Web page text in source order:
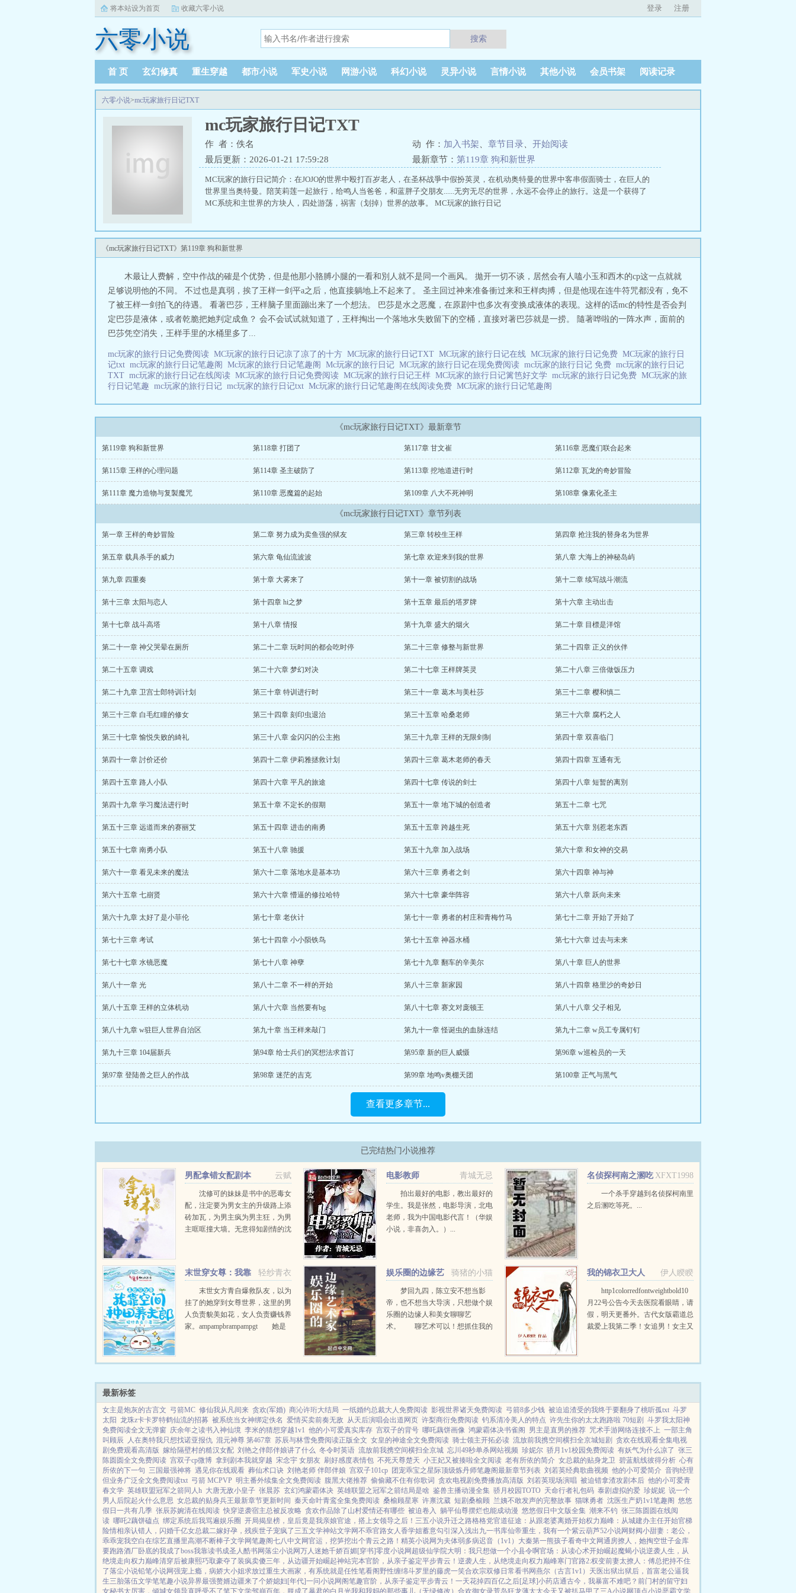
将本站设为首页 收藏六零小说 登录 注册
六零小说 搜索
首 页 玄幻修真 重生穿越 都市小说 军史小说 网游小说 科幻小说 灵异小说 言情小说 其他小说 会员书架 阅读记录
六零小说>mc玩家旅行日记TXT
mc玩家旅行日记TXT
作 者：佚名 动 作： 加入书架 章节目录
开始阅读
最后更新：2026-01-21 17:59:28
最新章节： 第119章 狗和新世界
MC玩家的旅行日记简介：在JOJO的世界中殴打百岁老人，在圣杯战爭中假扮英灵，在机动奥特曼的世界中客串假面骑士，在巨人的
世界里当奥特曼。陪芙莉莲一起旅行，给鸣人当爸爸，和蓝胖子交朋友......无穷无尽的世界，永远不会停止的旅行。这是一个获得了
MC系统和主世界的方块人，四处游荡，祸害（划掉）世界的故事。 MC玩家的旅行日记
《mc玩家旅行日记TXT》第119章 狗和新世界
木最让人费解，空中作战的確是个优势，但是他那小胳膊小腿的一看和別人就不是同一个画风。 拋开一切不谈，居然会有人嗑小玉和西木的cp这一点就就
足够说明他的不同。 不过也是真弱，挨了王样一剑平a之后，他直接躺地上不起来了。 圣主回过神来准备衝过来和王样肉搏，但是他现在连牛符咒都没有，免不
了被王样一剑拍飞的待遇。 看著巴莎，王样脑子里面蹦出来了一个想法。 巴莎是水之恶魔，在原剧中也多次有变换成液体的表现。这样的话mc的特性是否会判
定巴莎是液体，或者乾脆把她判定成鱼？ 会不会试试就知道了，王样掏出一个落地水失败留下的空桶，直接对著巴莎就是一捞。 隨著哗啦的一阵水声，面前的
巴莎凭空消失，王样手里的水桶里多了...
mc玩家的旅行日记免费阅读 MC玩家的旅行日记凉了凉了的十方 MC玩家的旅行日记TXT MC玩家的旅行日记在线 MC玩家的旅行日记免费 MC玩家的旅行日
记txt mc玩家的旅行日记笔趣阁 Mc玩家的旅行日记笔趣阁 Mc玩家的旅行日记 MC玩家的旅行日记在现免费阅读 mc玩家的旅行日记 免费 mc玩家的旅行日记
TXT mc玩家的旅行日记在线阅读 MC玩家的旅行日记免费阅读 MC玩家的旅行日记王样 MC玩家的旅行日记篱笆好文学 mc玩家的旅行日记免费 MC玩家的旅
行日记笔趣 mc玩家的旅行日记 mc玩家的旅行日记txt Mc玩家的旅行日记笔趣阁在线阅读免费 MC玩家的旅行日记笔趣阁
《mc玩家旅行日记TXT》最新章节
第119章 狗和新世界 第118章 打团了 第117章 甘文崔 第116章 恶魔们联合起来
第115章 王样的心理问题 第114章 圣主破防了 第113章 挖地道进行时 第112章 瓦龙的奇妙冒险
第111章 魔力造物与复製魔咒 第110章 恶魔篇的起始 第109章 八大不死神明 第108章 像素化圣主
《mc玩家旅行日记TXT》章节列表
第一章 王样的奇妙冒险 第二章 努力成为卖鱼强的狱友 第三章 转校生王样 第四章 抢注我的替身名为世界
第五章 载具杀手的威力 第六章 龟仙流波波 第七章 欢迎来到我的世界 第八章 大海上的神秘岛屿
第九章 四重奏 第十章 大雾来了 第十一章 被切割的战场 第十二章 续写战斗潮流
第十三章 太阳与恋人 第十四章 hi之梦 第十五章 最后的塔罗牌 第十六章 主动出击
第十七章 战斗高塔 第十八章 情报 第十九章 盛大的烟火 第二十章 目標是洋馆
第二十一章 神父哭晕在厕所 第二十二章 玩时间的都会吃时停 第二十三章 修整与新世界 第二十四章 正义的伙伴
第二十五章 调戏 第二十六章 梦幻对决 第二十七章 王样牌英灵 第二十八章 三倍做饭压力
第二十九章 卫宫士郎特训计划 第三十章 特训进行时 第三十一章 葛木与美杜莎 第三十二章 樱和慎二
第三十三章 白毛红瞳的修女 第三十四章 刻印虫退治 第三十五章 哈桑老师 第三十六章 腐朽之人
第三十七章 愉悦失败的綺礼 第三十八章 金闪闪的公主抱 第三十九章 王样的无限剑制 第四十章 双喜临门
第四十一章 討价还价 第四十二章 伊莉雅拯救计划 第四十三章 葛木老师的春天 第四十四章 互通有无
第四十五章 路人小队 第四十六章 平凡的旅途 第四十七章 传说的剑士 第四十八章 短暂的离別
第四十九章 学习魔法进行时 第五十章 不定长的假期 第五十一章 地下城的创造者 第五十二章 七咒
第五十三章 远道而来的赛丽艾 第五十四章 进击的南勇 第五十五章 跨越生死 第五十六章 別惹老东西
第五十七章 南勇小队 第五十八章 驰援 第五十九章 加入战场 第六十章 和女神的交易
第六十一章 看见未来的魔法 第六十二章 落地水是基本功 第六十三章 勇者之剑 第六十四章 神与神
第六十五章 七崩贤 第六十六章 懵逼的修拉哈特 第六十七章 豪华阵容 第六十八章 跃向未来
第六十九章 太好了是小菲伦 第七十章 老伙计 第七十一章 勇者的村庄和青梅竹马 第七十二章 开始了开始了
第七十三章 考试 第七十四章 小小陨铁鸟 第七十五章 神器水桶 第七十六章 过去与未来
第七十七章 水镜恶魔 第七十八章 神孽 第七十九章 翻车的辛美尔 第八十章 巨人的世界
第八十一章 光 第八十二章 不一样的开始 第八十三章 新家园 第八十四章 格里沙的奇妙日
第八十五章 王样的立体机动 第八十六章 当然要有bg 第八十七章 赛文对庞顿王 第八十八章 父子相见
第八十九章 w驻巨人世界自治区 第九十章 当王样来敲门 第九十一章 怪诞虫的血脉连结 第九十二章 w员工专属钉钉
第九十三章 104届新兵 第94章 给士兵们的冥想法求首订 第95章 新的巨人威慑 第96章 w巡检员的一天
第97章 登陆兽之巨人的作战 第98章 迷茫的吉克 第99章 地鸣v奥棚天团 第100章 正气与黑气
查看更多章节...
已完结热门小说推荐
云赋
男配拿错女配剧本
沈修可的妹妹是书中的恶毒女
配，注定要为男女主的升级路上添
砖加瓦，为男主疯为男主狂，为男
主哐哐撞大墙。无意得知剧情的沈
青城无忌
电影教师
拍出最好的电影，教出最好的
学生。我是张然，电影导演，北电
老师，我为中国电影代言！（华娱
小说，非喜勿入。）...
XFXT1998
名侦探柯南之溷吃
等死一个杀手穿越到名侦探柯南里
之后溷吃等死。...
轻纱青衣
末世穿女尊：我靠
空间种田养夫郎
末世女方青自爆救队友，以为
挂了的她穿到女尊世界，这里的男
人负责貌美如花，女人负责赚钱养
家。ampampbrampampgt 她是
哥儿做夫郎。ampamp...
骑猪的小猫
娱乐圈的边缘艺
术家梦回九四，陈立安不想当影
帝，也不想当大导演，只想做个娱
乐圈的边缘人和美女聊聊艺
术。 聊艺术可以！想抓住我的
己的心声。 他是我见过最有魅
伊人睽睽
我的锦衣卫大人
http1colorredfontweightbold10
月22号公告今天去医院看眼睛，请
假，明天更番外。古代女版霸道总
裁爱上我第二季！女追男！女主又
最新标签
女主是炮灰的古言文 弓箭MC 修仙我从凡间来 贪欢(军婚) 商沁许珩大结局 一纸婚约总裁大人免费阅读 影视世界诸天免费阅读 弓箭8多少钱 被迫追渣受的我终于要翻身了桃听孤txt 斗罗
太阳 龙珠z卡卡罗特鹤仙流的招募 被系统当女神绑定佚名 爱情买卖前奏无敌 从天后演唱会出道网页 许梨商衍免费阅读 钓系清冷美人的特点 许先生你的太太跑路啦 70短剧 斗罗我太阳神
免费阅读全文无弹窗 庆余年之读书入神仙境 李米的猜想穿越1v1 他的小可爱真实库存 宫双子的背号 哪吒藕饼画像 鸿蒙霸体决书雀阁 男主是直男的推荐 咒术手游网络连接不上 一部主角
叫顾辰
人在奥特我只想找诺亚报仇 混元神尊 第467章 苏辰与林雪免费阅读正版全文 女皇的神途全文免费阅读 骑士领主开拓必读 流放前我携空间横扫全京城短剧 贪欢在线观看全集电视
剧免费观看高清版 嫁给隔壁村的糙汉女配 刘艳之伴郎伴娘讲了什么 冬令时英语 流放前我携空间横扫全京城 忘川49秒单杀网站视频 珍妮尔 骄月1v1校园免费阅读 有妖气为什么凉了 张三
陈圆圆全文免费阅读 宫双子cp微博 拿到剧本我就穿越 宋念宇 女朋友 刷好感度表情包 不死天尊楚天 小王妃又被揍啦全文阅读 老有所依的简介 女总裁的贴身龙卫 碧蓝航线彼得分析 心有
所依的下一句 三国最强神将 遇见你在线观看 葬仙术口诀 刘艳老师 伴郎伴娘 宫双子101cp 团宠乖宝之星际顶级炼丹师笔趣阁最新章节列表 刘若英经典歌曲视频 他的小可爱简介 音驹经理
但业务广泛全文免费阅读txt 弓箭 MCPVP 明主番外续集全文免费阅读 腹黑大佬推荐 偷偷藏不住有你歌词 贪欢电视剧免费播放高清版 刘若英现场演唱 被迫错拿渣攻剧本后 他的小可爱青
春文学 英雄联盟冠军之箭同人h 大唐无敌小皇子 张晨苏 玄幻鸿蒙霸体决 英雄联盟之冠军之箭结局是啥 鉴兽主播动漫全集 骄月校园TOTO 天命行者礼包码 泰剧虚拟的爱 珍妮妮 说一个
男人后院起火什么意思 女总裁的贴身兵王最新章节更新时间 秦天命叶青鸾全集免费阅读 桑榆顾星寒 许禀沈葳 短剧桑榆顾 兰姨不敢发声的完整故事 猫咪勇者 沈医生产奶1v1笔趣阁 悠悠
假日一共有几季 张辰苏婉清在线阅读 快穿逆袭宿主总被反攻略 贪欢作品除了山村爱情还有哪些 被迫卷入 躺平仙尊摆烂也能成动漫 悠悠假日中文版全集 潮来不钓 张三陈圆圆在线阅
读 哪吒2藕饼磕点 绑定系统后我骂遍娱乐圈 开局揭皇榜，皇后竟是我亲娘官途，搭上女领导之后！ 三五小说升迁之路格格党官道征途：从跟老婆离婚开始权力巅峰：从城建办主任开始官梯
险情相亲认错人，闪婚千亿女总裁二嫁好孕，残疾世子宠疯了 三五文学神站文学网不乖官路女人香学姐蓄意勾引 深入浅出 九一书库仙帝重生，我有一个紫云葫芦52小说网 财阀小甜妻：老公，
乖乖宠我空白在综艺直播里高潮不断棒子文学网笔趣阁七八中文网官运，挖笋挖出个青云之路！ 精英小说网 为夫体弱多病迟音（1v1） 大秦第一熊孩子看奇中文网通房撩人，她掏空世子金库
要跑路酒厂卧底的我成了boss我靠读书成圣人酷书网落尘小说网万人迷她千娇百媚[穿书]零度小说网 超级仙学院大明：我只想做一个小县令啊官场：从读心术开始崛起魔蝎小说逆袭人生，从
绝境走向权力巅峰清穿后被康熙巧取豪夺了装疯卖傻三年，从边疆开始崛起神站完本官阶，从亲子鉴定平步青云！ 逆袭人生，从绝境走向权力巅峰寒门官路2:权变前妻太撩人：傅总把持不住
了落尘小说铅笔小说网强宠上瘾，病娇大小姐求放过重生大画家，有系统就是任性笔看阁 野性缠绵斗罗里的藤虎一笑合欢宗双修日常看书网燕尔（古言1v1） 天医出狱出狱后，首富老公逼我
生三胎落伍文学笔笔趣小说异界最强赘婿边疆来了个娇媳妇[年代]一问小说网 阁笔趣官阶，从亲子鉴定平步青云！ 一天花掉四百亿之后[足球]小药店通古今，我暴富不难吧？ 前门村的留守妇
女秘书太厉害，倾城女领导直呼受不了笔下文学驾崩百年，朕成了暴君的白月光我和我妈的那些事儿（无绿修改） 合欢御女录荒岛狂龙薄太太今天又被扒马甲了 三A小说网顶点小说恶霸文学